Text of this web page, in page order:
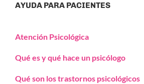
AYUDA PARA PACIENTES
Atención Psicológica
Qué es y qué hace un psicólogo
Qué son los trastornos psicológicos